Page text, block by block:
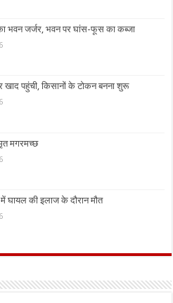
भवन जर्जर, भवन पर घांस-फूस का कब्जा
खाद पहुंची, किसानों के टोकन बनना शुरू
मगरमच्छ
घायल की इलाज के दौरान मौत